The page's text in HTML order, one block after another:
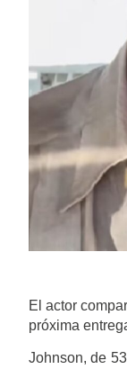
El actor
próxima
Johnson, de